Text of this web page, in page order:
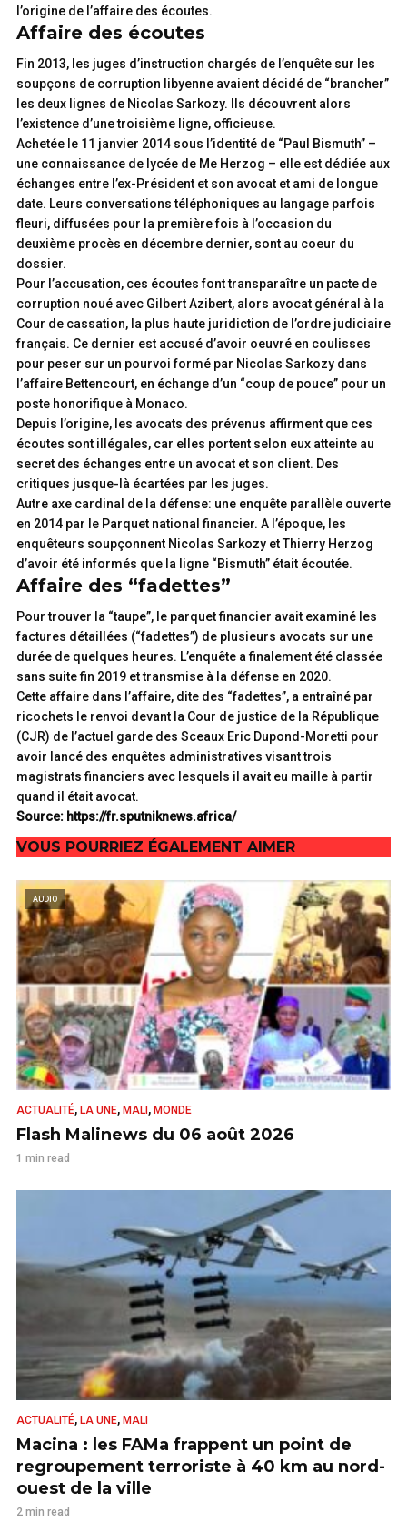
l’origine de l’affaire des écoutes.
Affaire des écoutes
Fin 2013, les juges d’instruction chargés de l’enquête sur les
soupçons de corruption libyenne avaient décidé de “brancher”
les deux lignes de Nicolas Sarkozy. Ils découvrent alors
l’existence d’une troisième ligne, officieuse.
Achetée le 11 janvier 2014 sous l’identité de “Paul Bismuth” –
une connaissance de lycée de Me Herzog – elle est dédiée aux
échanges entre l’ex-Président et son avocat et ami de longue
date. Leurs conversations téléphoniques au langage parfois
fleuri, diffusées pour la première fois à l’occasion du
deuxième procès en décembre dernier, sont au coeur du
dossier.
Pour l’accusation, ces écoutes font transparaître un pacte de
corruption noué avec Gilbert Azibert, alors avocat général à la
Cour de cassation, la plus haute juridiction de l’ordre judiciaire
français. Ce dernier est accusé d’avoir oeuvré en coulisses
pour peser sur un pourvoi formé par Nicolas Sarkozy dans
l’affaire Bettencourt, en échange d’un “coup de pouce” pour un
poste honorifique à Monaco.
Depuis l’origine, les avocats des prévenus affirment que ces
écoutes sont illégales, car elles portent selon eux atteinte au
secret des échanges entre un avocat et son client. Des
critiques jusque-là écartées par les juges.
Autre axe cardinal de la défense: une enquête parallèle ouverte
en 2014 par le Parquet national financier. A l’époque, les
enquêteurs soupçonnent Nicolas Sarkozy et Thierry Herzog
d’avoir été informés que la ligne “Bismuth” était écoutée.
Affaire des “fadettes”
Pour trouver la “taupe”, le parquet financier avait examiné les
factures détaillées (“fadettes”) de plusieurs avocats sur une
durée de quelques heures. L’enquête a finalement été classée
sans suite fin 2019 et transmise à la défense en 2020.
Cette affaire dans l’affaire, dite des “fadettes”, a entraîné par
ricochets le renvoi devant la Cour de justice de la République
(CJR) de l’actuel garde des Sceaux Eric Dupond-Moretti pour
avoir lancé des enquêtes administratives visant trois
magistrats financiers avec lesquels il avait eu maille à partir
quand il était avocat.
Source: https://fr.sputniknews.africa/
VOUS POURRIEZ ÉGALEMENT AIMER
AUDIO
ACTUALITÉ, LA UNE, MALI , MONDE
Flash Malinews du 06 août 2026
1 min read
ACTUALITÉ, LA UNE, MALI
Macina : les FAMa frappent un point de
regroupement terroriste à 40 km au nord-
ouest de la ville
2 min read